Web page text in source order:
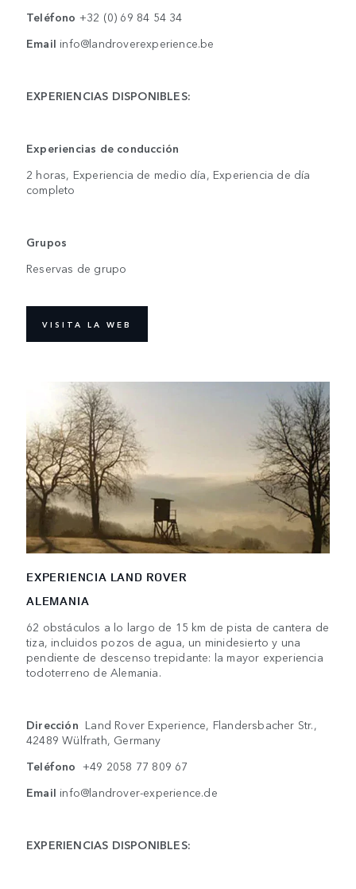
Teléfono +32 (0) 69 84 54 34
Email info@landroverexperience.be
EXPERIENCIAS DISPONIBLES:
Experiencias de conducción
2 horas, Experiencia de medio día, Experiencia de día
completo
Grupos
Reservas de grupo
VISITA LA WEB
EXPERIENCIA LAND ROVER
ALEMANIA
62 obstáculos a lo largo de 15 km de pista de cantera de
tiza, incluidos pozos de agua, un minidesierto y una
pendiente de descenso trepidante: la mayor experiencia
todoterreno de Alemania.
Dirección Land Rover Experience, Flandersbacher Str.,
42489 Wülfrath, Germany
Teléfono +49 2058 77 809 67
Email info@landrover-experience.de
EXPERIENCIAS DISPONIBLES: